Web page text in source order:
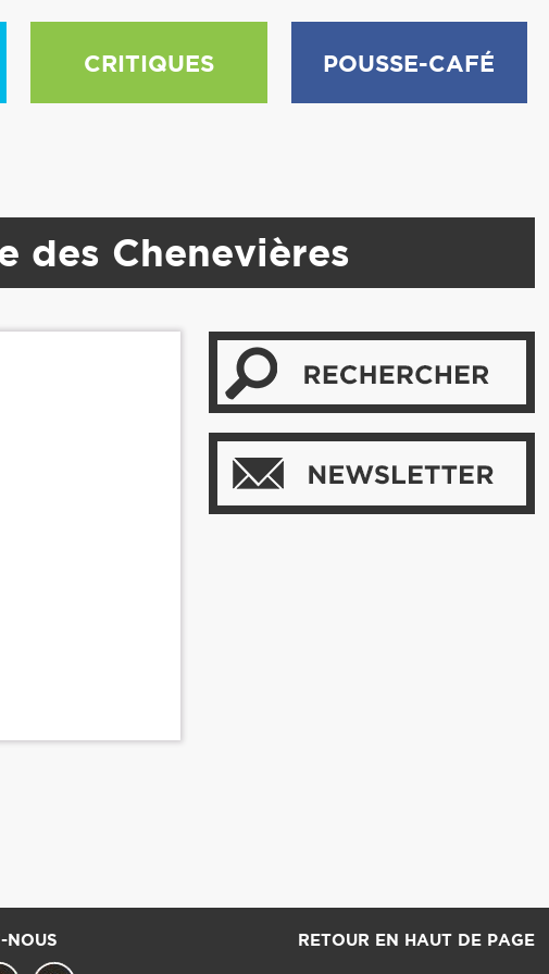
CRITIQUES POUSSE-CAFÉ
des Chenevières
NOUS RETOUR EN HAUT DE PAGE